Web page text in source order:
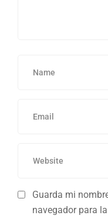
Guarda mi
navegador para